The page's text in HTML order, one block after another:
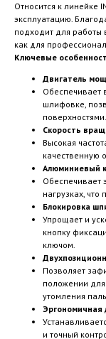
Относится к линейке
эксплуатацию.
подходит для работы
как для
Ключевые
Двигатель
Обеспечивает
шлифовке,
поверхностями.
Скорость
Высокая
качественную
Алюминиевый
Обеспечивает
нагрузках,
Блокировка
Упрощает и
кнопку
ключом.
Позволяет
положении
утомления
Эргономичная
и точный